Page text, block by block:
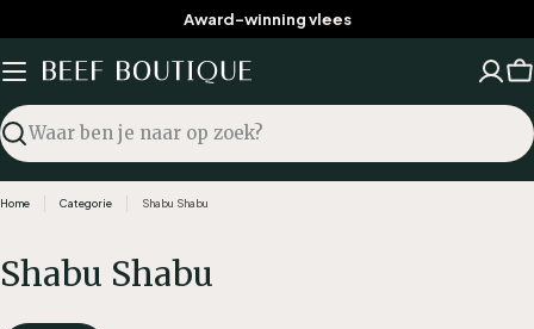
naar
inhoud
Award-winning vlees
Zoekopdracht
Home Categorie Shabu Shabu
C
Shabu Shabu